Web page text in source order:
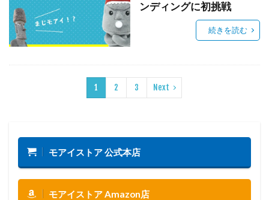
ンディングに初挑戦
続きを読む
1 2 3 Next
モアイストア 公式本店
モアイストア Amazon店